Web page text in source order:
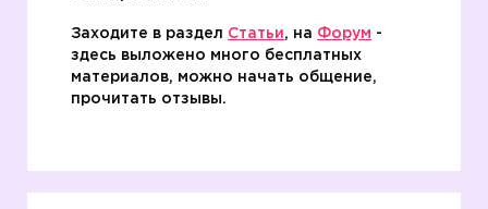
Заходите в раздел Статьи, на Форум -
здесь выложено много бесплатных
материалов, можно начать общение,
прочитать отзывы.